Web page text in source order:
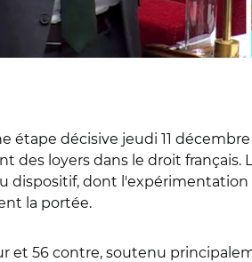
étape décisive jeudi 11
des loyers dans le droit
dispositif, dont
la portée.
et 56 contre, soutenu